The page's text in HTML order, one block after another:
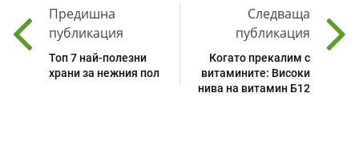
Предишна
публикация
Топ 7 най-полезни
храни за нежния пол
Следваща
публикация
Когато прекалим с
витамините: Високи
нива на витамин Б12